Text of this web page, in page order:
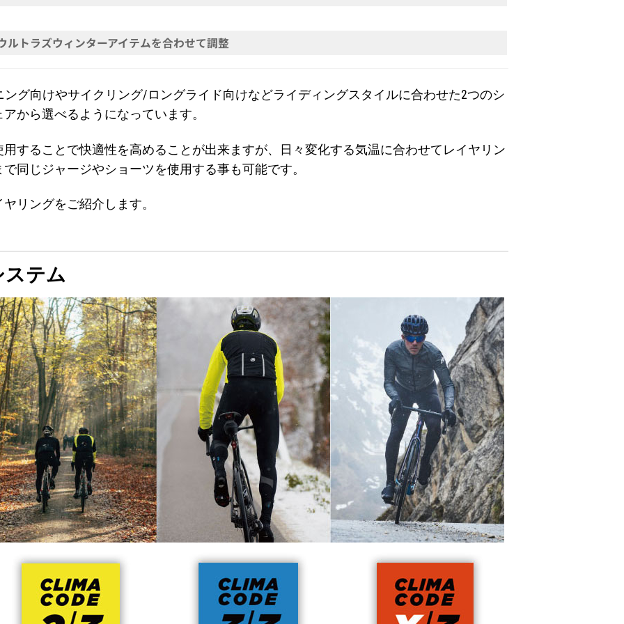
トラズウィンターアイテムを合わせて調整
ング向けやサイクリング/ロングライド向けなどライディングスタイルに合わせた2つのシ
から選べるようになっています。
することで快適性を高めることが出来ますが、日々変化する気温に合わせてレイヤリン
同じジャージやショーツを使用する事も可能です。
リングをご紹介します。
テム